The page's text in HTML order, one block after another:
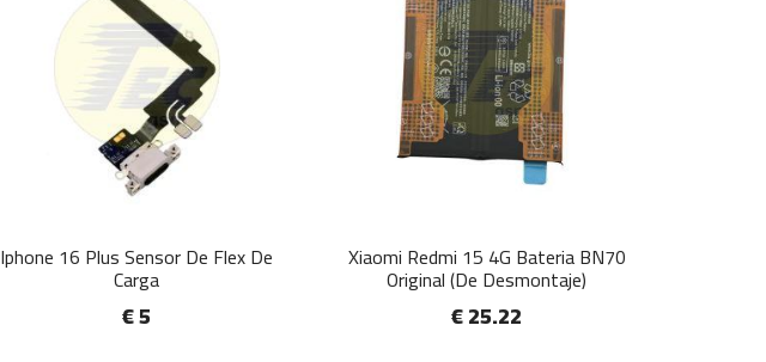
Iphone 16 Plus Sensor De Flex De
Carga
€ 5
Xiaomi Redmi 15 4G Bateria BN70
Original (De Desmontaje)
€ 25.22